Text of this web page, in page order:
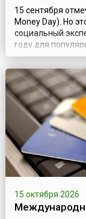
15 сентября
Money Day). Но
социальный
году для
деятельности,
Главная цель
отношение к
работать,
15 октября 2026